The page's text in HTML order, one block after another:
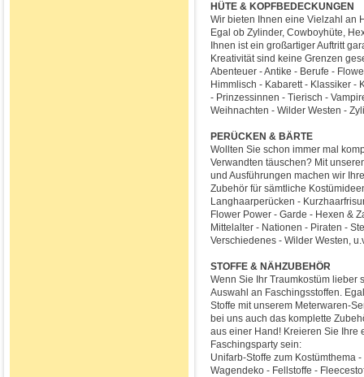
HÜTE & KOPFBEDECKUNGEN
Wir bieten Ihnen eine Vielzahl an
Egal ob Zylinder, Cowboyhüte,
Ihnen ist ein großartiger Auftritt
Kreativität sind keine Grenzen
Abenteuer - Antike - Berufe -
Himmlisch - Kabarett - Klassiker -
- Prinzessinnen - Tierisch -
Weihnachten - Wilder Westen -
PERÜCKEN & BÄRTE
Wollten Sie schon immer mal
Verwandten täuschen? Mit
und Ausführungen machen wir
Zubehör für sämtliche
Langhaarperücken -
Flower Power - Garde - Hexen &
Mittelalter - Nationen - Piraten -
Verschiedenes - Wilder Westen,
STOFFE & NÄHZUBEHÖR
Wenn Sie Ihr Traumkostüm lieber
Auswahl an Faschingsstoffen.
Stoffe mit unserem Meterwaren-
bei uns auch das komplette
aus einer Hand! Kreieren Sie Ihre
Faschingsparty sein:
Unifarb-Stoffe zum Kostümthema
Wagendeko - Fellstoffe -